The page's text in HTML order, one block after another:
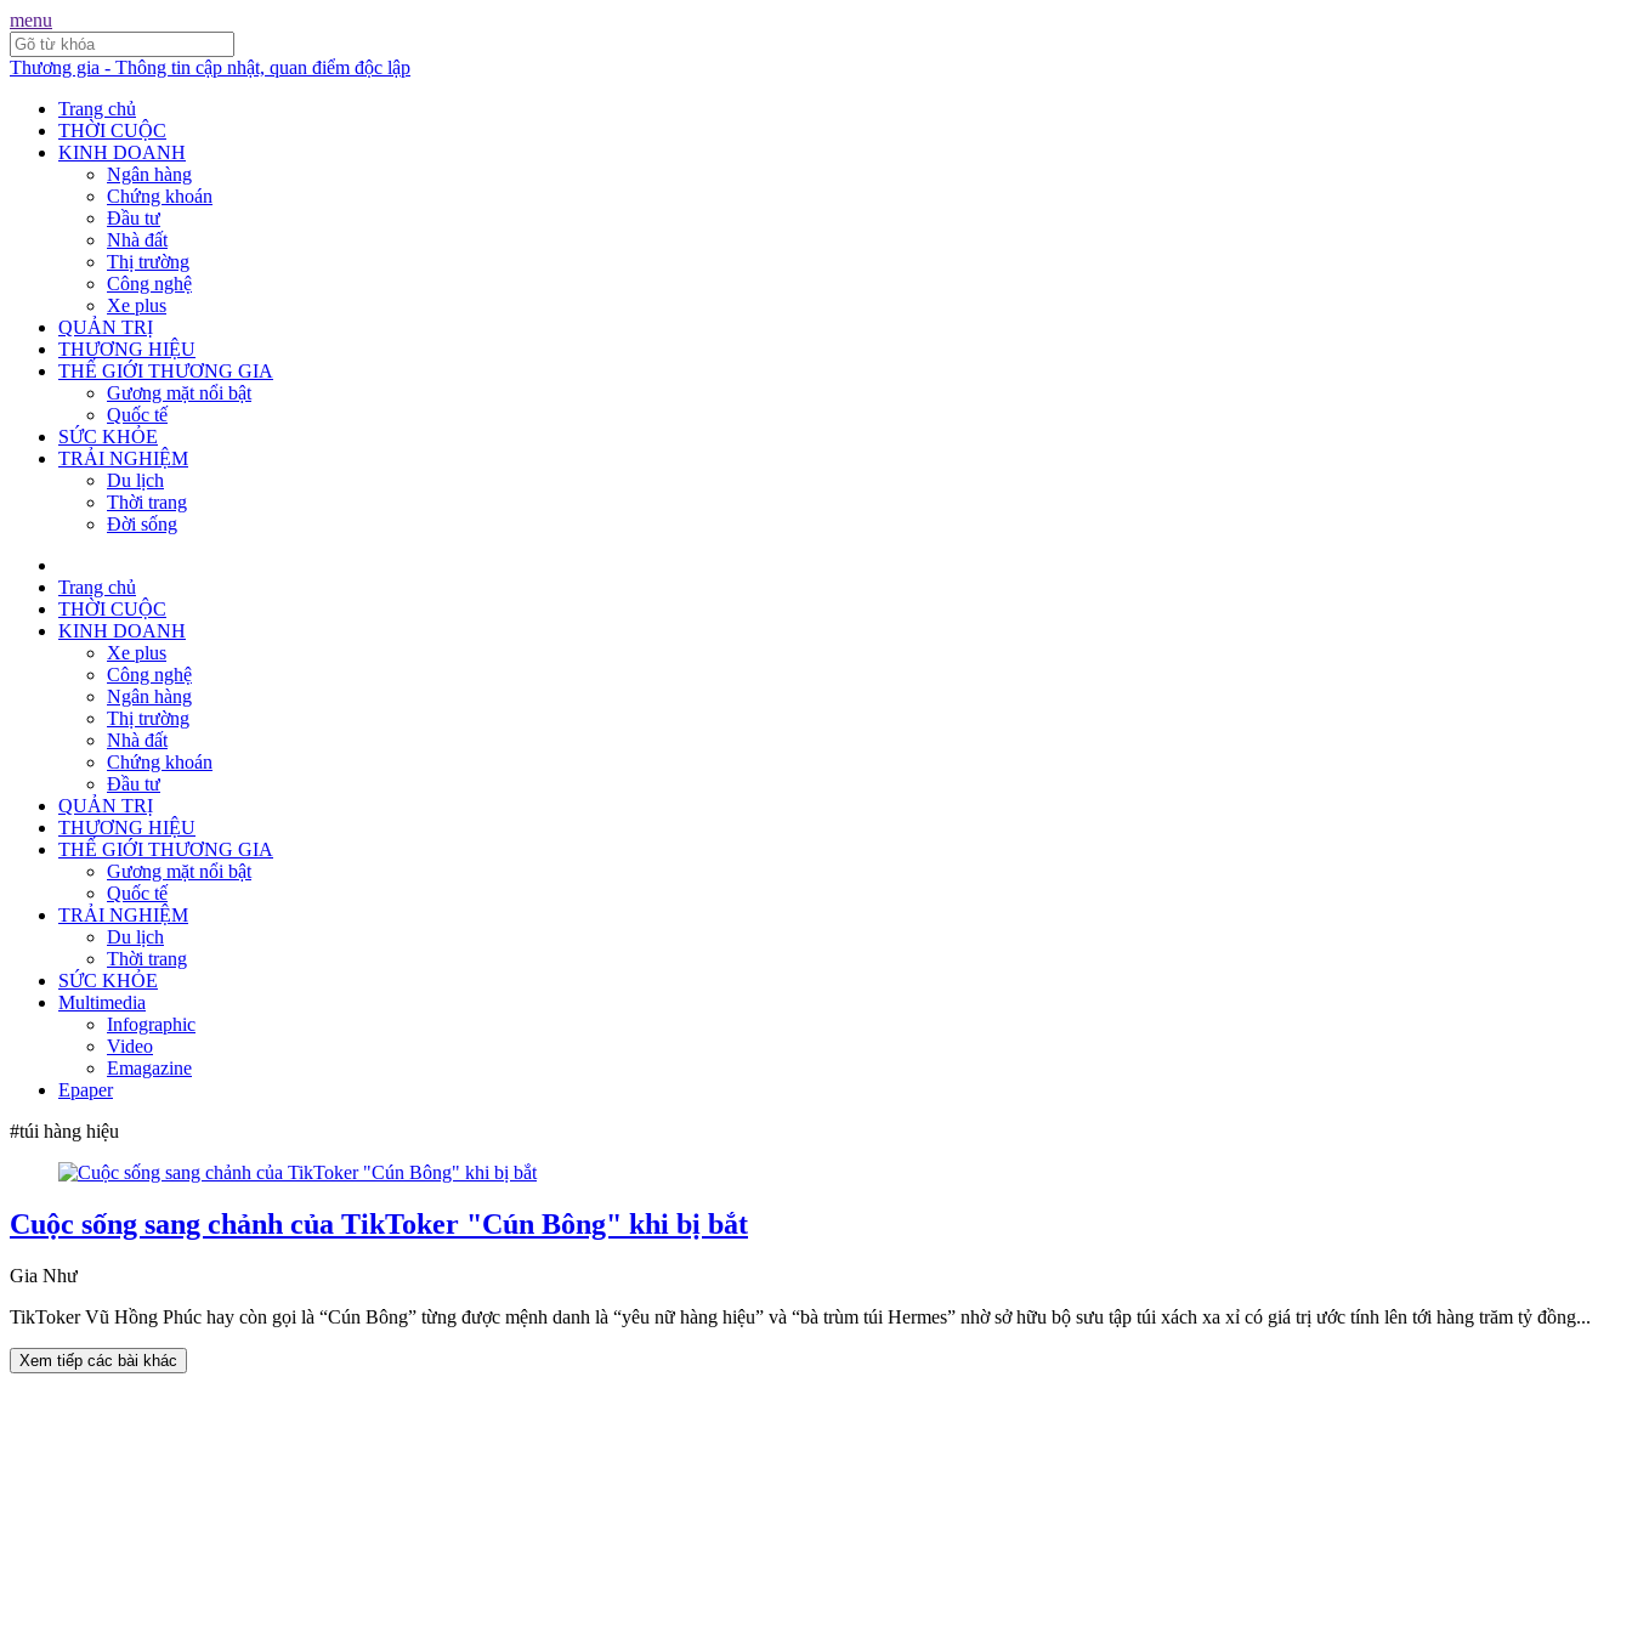
menu
Thương gia - Thông tin cập nhật, quan điểm độc lập
Trang chủ
THỜI CUỘC
KINH DOANH
Ngân hàng
Chứng khoán
Đầu tư
Nhà đất
Thị trường
Công nghệ
Xe plus
QUẢN TRỊ
THƯƠNG HIỆU
THẾ GIỚI THƯƠNG GIA
Gương mặt nổi bật
Quốc tế
SỨC KHỎE
TRẢI NGHIỆM
Du lịch
Thời trang
Đời sống
Trang chủ
THỜI CUỘC
KINH DOANH
Xe plus
Công nghệ
Ngân hàng
Thị trường
Nhà đất
Chứng khoán
Đầu tư
QUẢN TRỊ
THƯƠNG HIỆU
THẾ GIỚI THƯƠNG GIA
Gương mặt nổi bật
Quốc tế
TRẢI NGHIỆM
Du lịch
Thời trang
SỨC KHỎE
Multimedia
Infographic
Video
Emagazine
Epaper
#túi hàng hiệu
Cuộc sống sang chảnh của TikToker "Cún Bông" khi bị bắt
Gia Như
TikToker Vũ Hồng Phúc hay còn gọi là “Cún Bông” từng được mệnh danh là “yêu nữ hàng hiệu” và “bà trùm túi Hermes” nhờ sở hữu bộ sưu tập túi xách xa xỉ có giá trị ước tính lên tới hàng trăm tỷ đồng...
Xem tiếp các bài khác